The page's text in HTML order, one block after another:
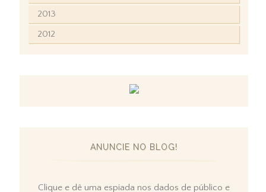
2013
2012
ANUNCIE NO BLOG!
Clique e dê uma espiada nos dados de público e